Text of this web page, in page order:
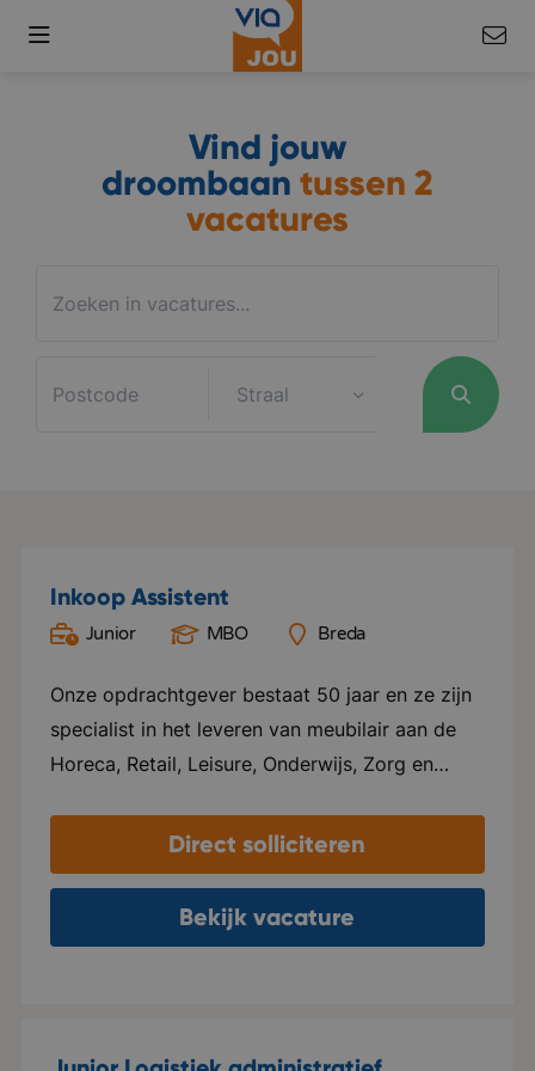
Vind jouw
droombaan tussen 2
vacatures
Inkoop Assistent
Junior MBO Breda
Onze opdrachtgever bestaat 50 jaar en ze zijn
specialist in het leveren van meubilair aan de
Horeca, Retail, Leisure, Onderwijs, Zorg en
doen. Ze leveren maatwerk en zijn
onderscheidend. Ze leggen de lat hoog en
lopen voorop in de markt. Ze hebben drie
showrooms gevestigd in Breda, Dalfsen en
Direct solliciteren
Bekijk vacature